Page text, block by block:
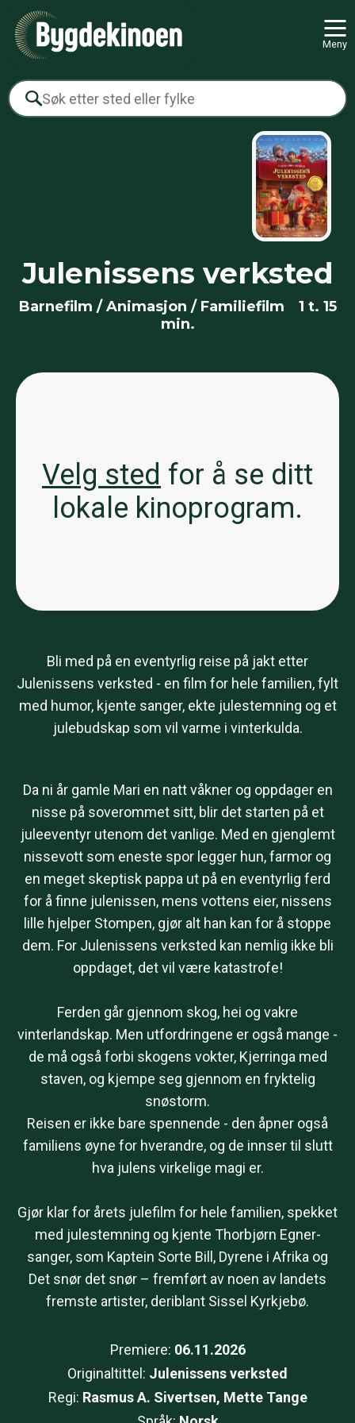
Meny
Julenissens verksted
Barnefilm / Animasjon / Familiefilm
1 t. 15
min.
Velg sted for å se ditt
lokale kinoprogram.
Bli med på en eventyrlig reise på jakt etter
Julenissens verksted - en film for hele familien, fylt
med humor, kjente sanger, ekte julestemning og et
julebudskap som vil varme i vinterkulda.
Da ni år gamle Mari en natt våkner og oppdager en
nisse på soverommet sitt, blir det starten på et
juleeventyr utenom det vanlige. Med en gjenglemt
nissevott som eneste spor legger hun, farmor og
en meget skeptisk pappa ut på en eventyrlig ferd
for å finne julenissen, mens vottens eier, nissens
lille hjelper Stompen, gjør alt han kan for å stoppe
dem. For Julenissens verksted kan nemlig ikke bli
oppdaget, det vil være katastrofe!
Ferden går gjennom skog, hei og vakre
vinterlandskap. Men utfordringene er også mange -
de må også forbi skogens vokter, Kjerringa med
staven, og kjempe seg gjennom en fryktelig
snøstorm.
Reisen er ikke bare spennende - den åpner også
familiens øyne for hverandre, og de innser til slutt
hva julens virkelige magi er.
Gjør klar for årets julefilm for hele familien, spekket
med julestemning og kjente Thorbjørn Egner-
sanger, som Kaptein Sorte Bill, Dyrene i Afrika og
Det snør det snør – fremført av noen av landets
fremste artister, deriblant Sissel Kyrkjebø.
Premiere: 06.11.2026
Originaltittel: Julenissens verksted
Regi: Rasmus A. Sivertsen, Mette Tange